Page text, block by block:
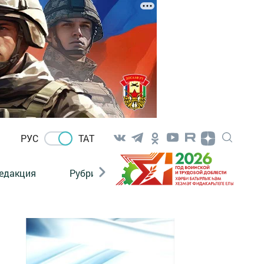
РУС ТАТ
Рубрикалар